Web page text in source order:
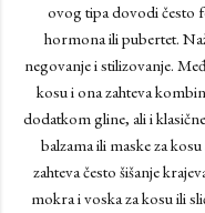
ovog tipa dovodi često
hormona ili pubertet.
negovanje i stilizovanje.
kosu i ona zahteva
dodatkom gline, ali i
balzama ili maske za
zahteva često šišanje
mokra i voska za kosu ili